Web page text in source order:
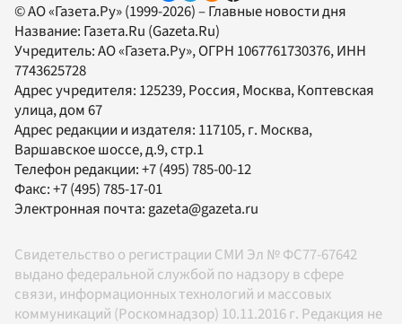
© АО «Газета.Ру» (1999-2026) – Главные новости дня
Название: Газета.Ru (Gazeta.Ru)
Учредитель:АО «Газета.Ру», ОГРН 1067761730376, ИНН
7743625728
Адрес учредителя: 125239, Россия, Москва, Коптевская
улица, дом 67
Адрес редакции и издателя: 117105, г. Москва,
Варшавское шоссе, д.9, стр.1
Телефон редакции:+7 (495) 785-00-12
Факс:+7 (495) 785-17-01
Электронная почта:gazeta@gazeta.ru
Свидетельство о регистрации СМИ Эл № ФС77-67642
выдано федеральной службой по надзору в сфере
связи, информационных технологий и массовых
коммуникаций (Роскомнадзор) 10.11.2016 г. Редакция не